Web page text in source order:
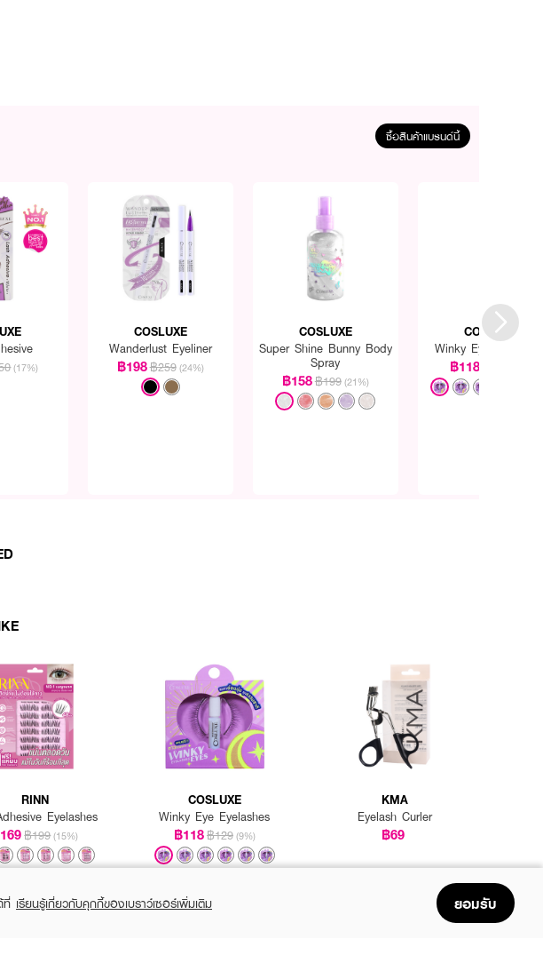
ซื้อสินค้าแบรนด์นี้
(17%)
COSLUXE
Wanderlust Eyeliner
฿198฿259 (24%)
COSLUXE
Super Shine Bunny Body
Spray
฿158฿199 (21%)
COSLUXE
Winky Eye
฿118
RINN
Eyelashes
฿199 (15%)
COSLUXE
Winky Eye Eyelashes
฿118฿129 (9%)
KMA
Eyelash Curler
฿69
ที่ เรียนรู้เกี่ยวกับคุกกี้ของเบราว์เซอร์เพิ่มเติม ยอมรับ